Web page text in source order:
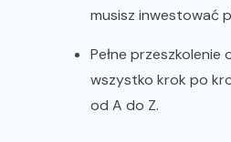
musisz inwestować
Pełne przeszkolenie
wszystko krok po
od A do Z.